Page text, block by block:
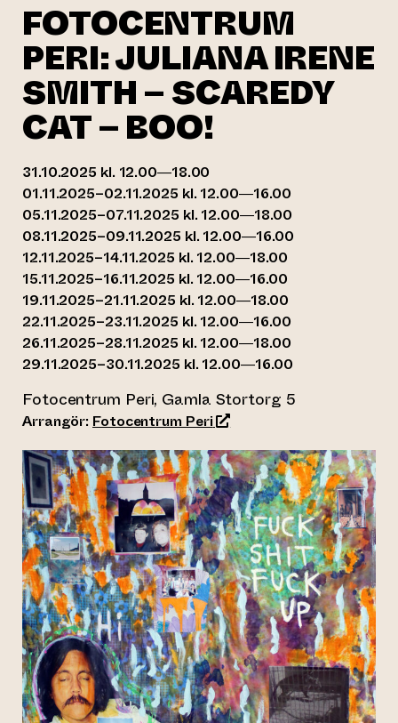
FOTOCENTRUM
PERI: JULIANA IRENE
SMITH – SCAREDY
CAT – BOO!
31.10.2025 kl. 12.00—18.00
01.11.2025–02.11.2025 kl. 12.00—16.00
05.11.2025–07.11.2025 kl. 12.00—18.00
08.11.2025–09.11.2025 kl. 12.00—16.00
12.11.2025–14.11.2025 kl. 12.00—18.00
15.11.2025–16.11.2025 kl. 12.00—16.00
19.11.2025–21.11.2025 kl. 12.00—18.00
22.11.2025–23.11.2025 kl. 12.00—16.00
26.11.2025–28.11.2025 kl. 12.00—18.00
29.11.2025–30.11.2025 kl. 12.00—16.00
Fotocentrum Peri, Gamla Stortorg 5
Arrangör: Fotocentrum Peri(leder till annan